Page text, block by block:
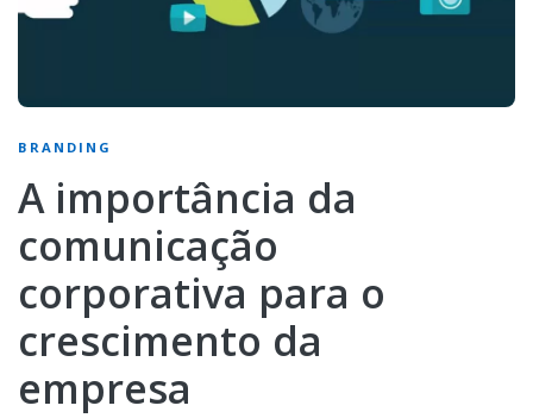
BRANDING
A importância da
comunicação
corporativa para o
crescimento da
empresa